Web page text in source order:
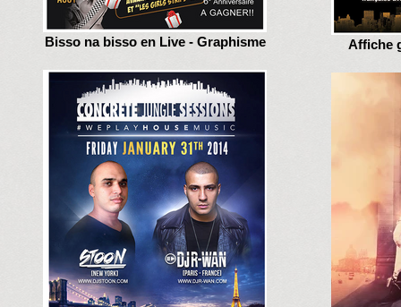
Bisso na bisso en Live - Graphisme Affiche